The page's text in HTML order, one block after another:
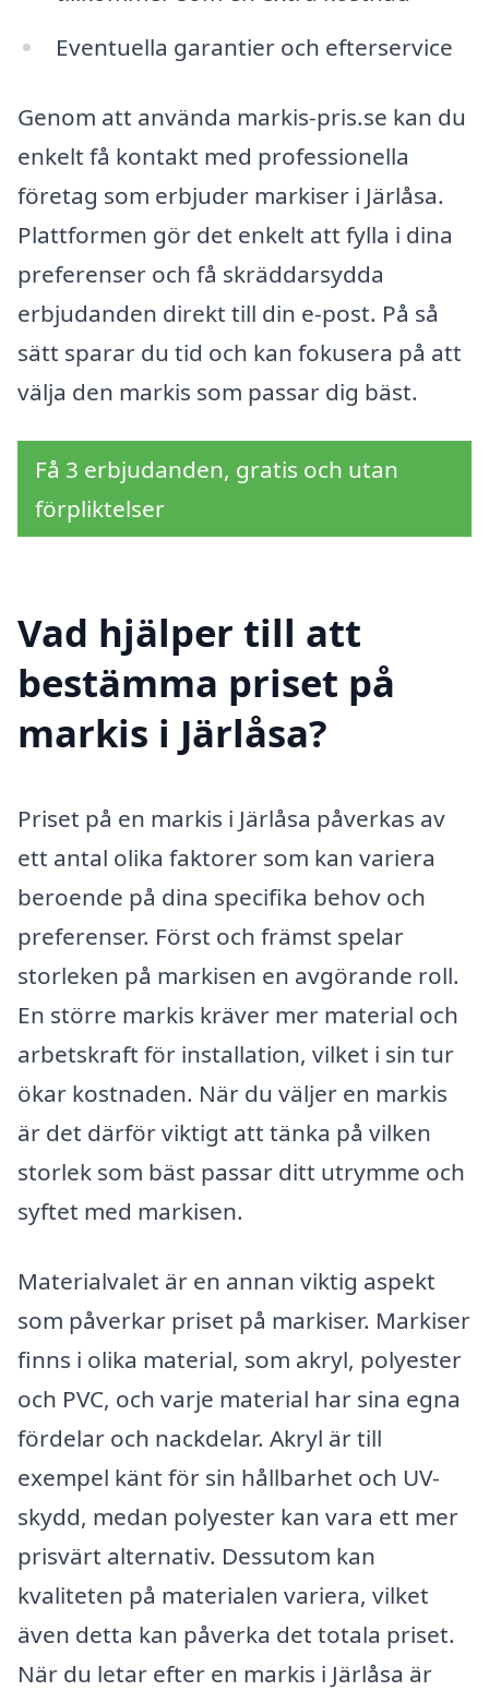
Eventuella garantier och efterservice
Genom att använda markis-pris.se kan du
enkelt få kontakt med professionella
företag som erbjuder markiser i Järlåsa.
Plattformen gör det enkelt att fylla i dina
preferenser och få skräddarsydda
erbjudanden direkt till din e-post. På så
sätt sparar du tid och kan fokusera på att
välja den markis som passar dig bäst.
Få 3 erbjudanden, gratis och utan
förpliktelser
Vad hjälper till att
bestämma priset på
markis i Järlåsa?
Priset på en markis i Järlåsa påverkas av
ett antal olika faktorer som kan variera
beroende på dina specifika behov och
preferenser. Först och främst spelar
storleken på markisen en avgörande roll.
En större markis kräver mer material och
arbetskraft för installation, vilket i sin tur
ökar kostnaden. När du väljer en markis
är det därför viktigt att tänka på vilken
storlek som bäst passar ditt utrymme och
syftet med markisen.
Materialvalet är en annan viktig aspekt
som påverkar priset på markiser. Markiser
finns i olika material, som akryl, polyester
och PVC, och varje material har sina egna
fördelar och nackdelar. Akryl är till
exempel känt för sin hållbarhet och UV-
skydd, medan polyester kan vara ett mer
prisvärt alternativ. Dessutom kan
kvaliteten på materialen variera, vilket
även detta kan påverka det totala priset.
När du letar efter en markis i Järlåsa är